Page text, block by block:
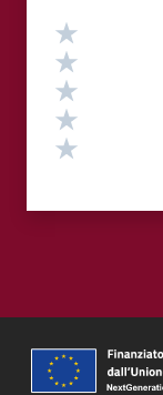
Valutazione